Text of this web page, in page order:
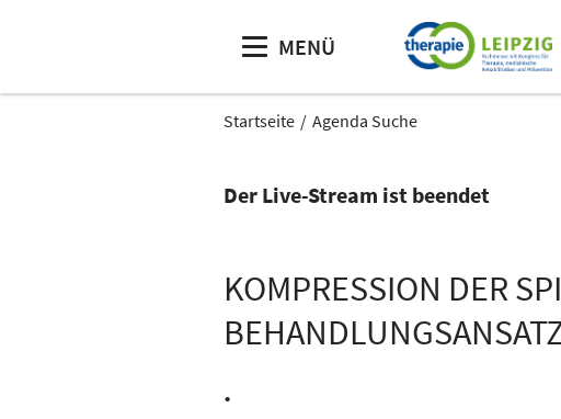
MENÜ
Startseite Agenda Suche
Der Live-Stream ist beendet
KOMPRESSION DER
.